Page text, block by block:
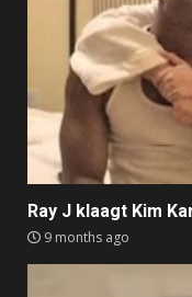
Ray J klaagt Kim
9 months ago